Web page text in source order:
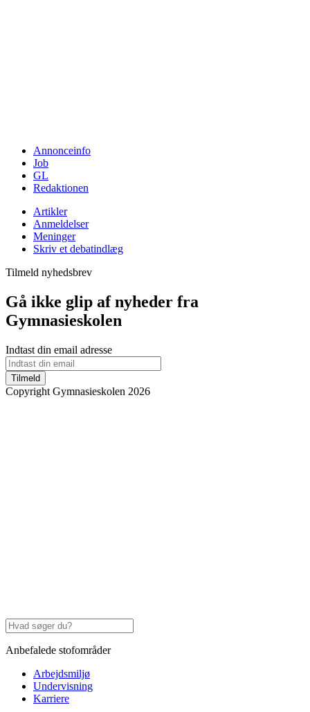
Annonceinfo
Job
GL
Redaktionen
Artikler
Anmeldelser
Meninger
Skriv et debatindlæg
Tilmeld nyhedsbrev
Gå ikke glip af nyheder fra
Gymnasieskolen
Indtast din email adresse
Tilmeld
Copyright Gymnasieskolen 2026
Anbefalede stofområder
Arbejdsmiljø
Undervisning
Karriere